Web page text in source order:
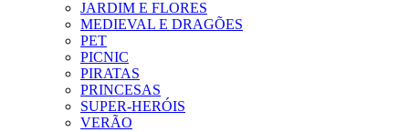
JARDIM E FLORES
MEDIEVAL E DRAGÕES
PET
PICNIC
PIRATAS
PRINCESAS
SUPER-HERÓIS
VERÃO